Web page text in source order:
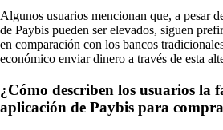
Algunos usuarios mencionan que, a pesar
de Paybis pueden ser elevados, siguen
en comparación con los bancos
económico enviar dinero a través de esta
¿Cómo describen los usuarios la
aplicación de Paybis para